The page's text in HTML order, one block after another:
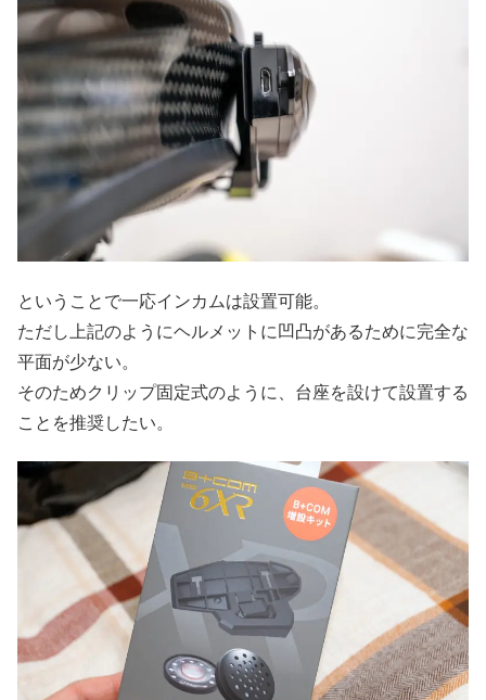
ということで一応インカムは設置可能。
ただし上記のようにヘルメットに凹凸があるために完全な
平面が少ない。
そのためクリップ固定式のように、台座を設けて設置する
ことを推奨したい。